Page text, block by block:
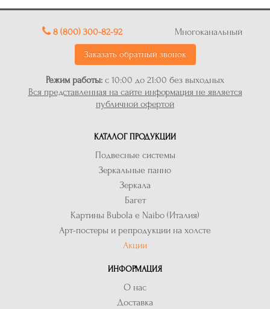
8 (800) 300-82-92 Многоканальный
Заказать обратный звонок
Режим работы: с 10:00 до 21:00 без выходных
Вся представленная на сайте информация не является
публичной офертой
КАТАЛОГ ПРОДУКЦИИ
Подвесные системы
Зеркальные панно
Зеркала
Багет
Картины Bubola e Naibo (Италия)
Арт-постеры и репродукции на холсте
Акции
ИНФОРМАЦИЯ
О нас
Доставка